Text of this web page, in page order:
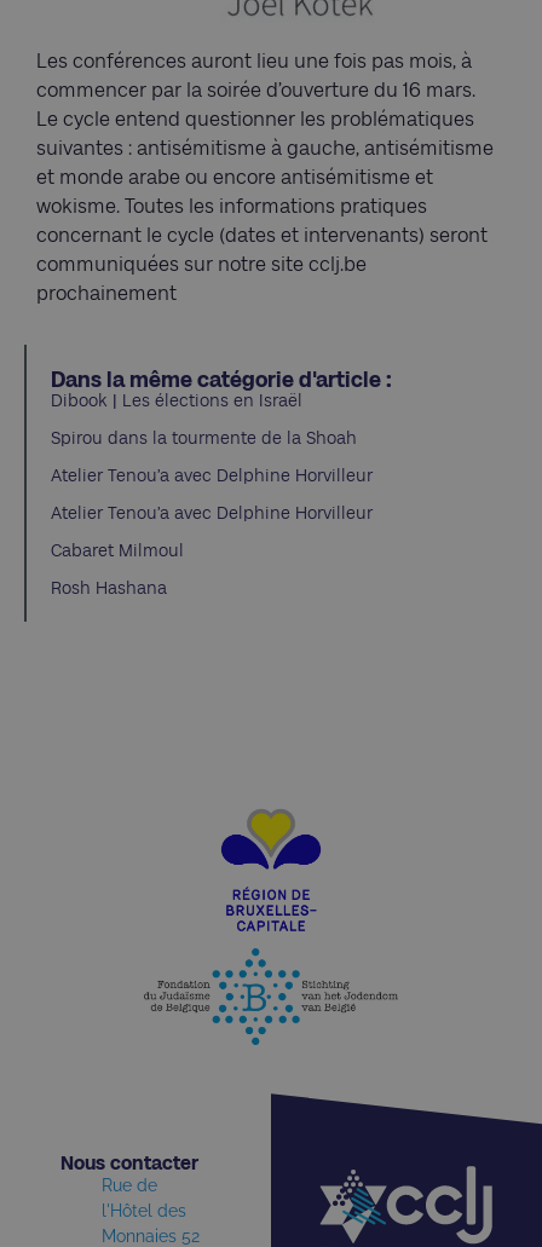
Les conférences auront lieu une fois pas mois, à
commencer par la soirée d’ouverture du 16 mars.
Le cycle entend questionner les problématiques
suivantes : antisémitisme à gauche, antisémitisme
et monde arabe ou encore antisémitisme et
wokisme. Toutes les informations pratiques
concernant le cycle (dates et intervenants) seront
communiquées sur notre site cclj.be
prochainement
Dans la même catégorie d'article :
Dibook | Les élections en Israël
Spirou dans la tourmente de la Shoah
Atelier Tenou’a avec Delphine Horvilleur
Atelier Tenou’a avec Delphine Horvilleur
Cabaret Milmoul
Rosh Hashana
Nous contacter​
Rue de
l'Hôtel des
Monnaies 52